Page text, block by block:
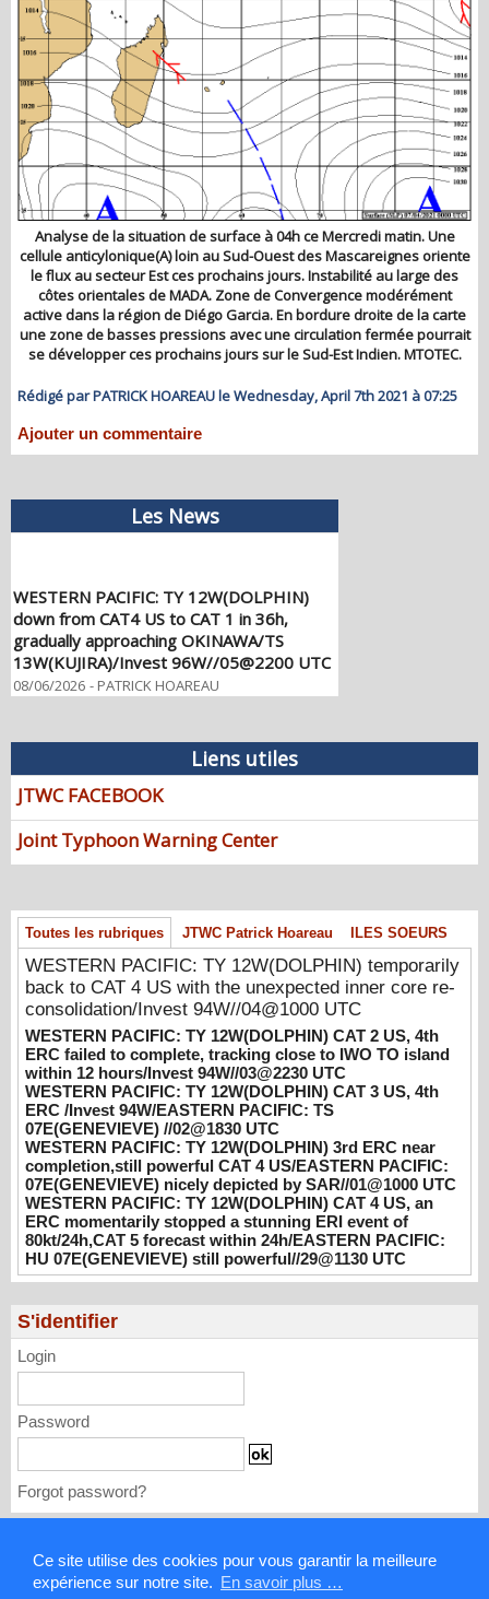
Ce site utilise des cookies pour vous garantir la meilleure
expérience sur notre site. En savoir plus …
Analyse de la situation de surface à 04h ce Mercredi matin. Une
cellule anticylonique(A) loin au Sud-Ouest des Mascareignes oriente
le flux au secteur Est ces prochains jours. Instabilité au large des
côtes orientales de MADA. Zone de Convergence modérément
active dans la région de Diégo Garcia. En bordure droite de la carte
une zone de basses pressions avec une circulation fermée pourrait
se développer ces prochains jours sur le Sud-Est Indien. MTOTEC.
Rédigé par PATRICK HOAREAU le Wednesday, April 7th 2021 à 07:25
Ajouter un commentaire
Les News
WESTERN PACIFIC: TY 12W(DOLPHIN)
down from CAT4 US to CAT 1 in 36h,
gradually approaching OKINAWA/TS
13W(KUJIRA)/Invest 96W//05@2200 UTC
08/06/2026 PATRICK HOAREAU
temporarily back to CAT 4 US with the
unexpected inner core re-
consolidation/Invest 94W//04@1000 UTC
08/04/2026 -PATRICK HOAREAU
WESTERN PACIFIC: TY 12W(DOLPHIN)
CAT 2 US, 4th ERC failed to complete,
hours/Invest 94W//03@2230 UTC
08/04/2026 - PATRICK HOAREAU
WESTERN PACIFIC: TY 12W(DOLPHIN)
CAT 3 US, 4th ERC /Invest 94W/EASTERN
PACIFIC: TS 07E(GENEVIEVE) //02@1830
UTC
08/02/2026 -PATRICK HOAREAU
WESTERN PACIFIC: TY 12W(DOLPHIN)
3rd ERC near completion,still powerful CAT
4 US/EASTERN PACIFIC: 07E(GENEVIEVE)
nicely depicted by SAR//01@1000 UTC
08/01/2026 -PATRICK HOAREAU
WESTERN PACIFIC: TY 12W(DOLPHIN)
CAT 4 US, an ERC momentarily stopped a
stunning ERI event of 80kt/24h,CAT 5
forecast within 24h/EASTERN PACIFIC: HU
07E(GENEVIEVE) still powerful//29@1130
UTC
07/29/2026
Liens utiles
JTWC FACEBOOK
Joint Typhoon Warning Center
Toutes les rubriques JTWC Patrick Hoareau ILES SOEURS
WESTERN PACIFIC: TY 12W(DOLPHIN) temporarily
back to CAT 4 US with the unexpected inner core re-
consolidation/Invest 94W//04@1000 UTC
WESTERN PACIFIC: TY 12W(DOLPHIN) CAT 2 US, 4th
ERC failed to complete, tracking close to IWO TO island
within 12 hours/Invest 94W//03@2230 UTC
WESTERN PACIFIC: TY 12W(DOLPHIN) CAT 3 US, 4th
ERC /Invest 94W/EASTERN PACIFIC: TS
07E(GENEVIEVE) //02@1830 UTC
WESTERN PACIFIC: TY 12W(DOLPHIN) 3rd ERC near
completion,still powerful CAT 4 US/EASTERN PACIFIC:
07E(GENEVIEVE) nicely depicted by SAR//01@1000 UTC
WESTERN PACIFIC: TY 12W(DOLPHIN) CAT 4 US, an
ERC momentarily stopped a stunning ERI event of
80kt/24h,CAT 5 forecast within 24h/EASTERN PACIFIC:
HU 07E(GENEVIEVE) still powerful//29@1130 UTC
S'identifier
Login
Password
Forgot password?
Mentions légales